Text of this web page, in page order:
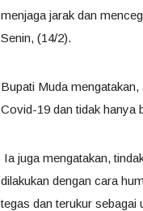
menjaga jarak dan
Senin, (14/2).
Bupati Muda
Covid-19 dan tidak hanya
Ia juga mengatakan,
dilakukan dengan cara
tegas dan terukur sebagai